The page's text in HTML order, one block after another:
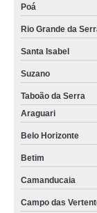
onde comprar estufa
estufa para secagem
estufa para
estufa para
estufa de
onde encontrar
onde encontrar
Poá
Rio Grande da
Santa Isabel
Suzano
Taboão da Serra
Araguari
Belo Horizonte
Betim
Camanducaia
Campo das